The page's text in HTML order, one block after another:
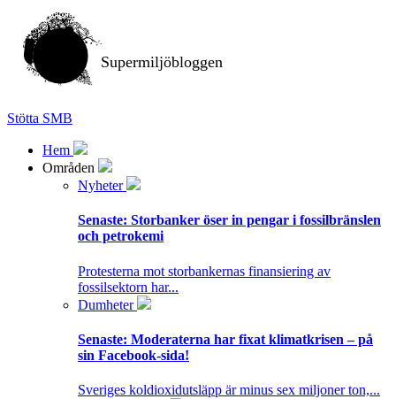
Supermiljöbloggen
Stötta SMB
Hem
Områden
Nyheter
Senaste: Storbanker öser in pengar i fossilbränslen
och petrokemi
Protesterna mot storbankernas finansiering av
fossilsektorn har...
Dumheter
Senaste: Moderaterna har fixat klimatkrisen – på
sin Facebook-sida!
Sveriges koldioxidutsläpp är minus sex miljoner ton,...